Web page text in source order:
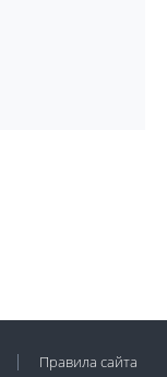
Правила сайта